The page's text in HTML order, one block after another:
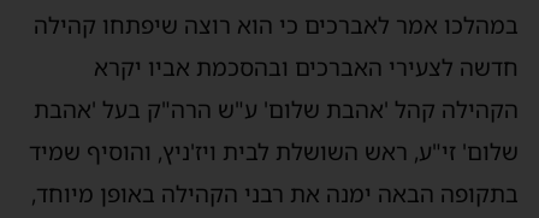
במהלכו אמר לאברכים כי הוא רוצה שיפתחו קהילה
חדשה לצעירי האברכים ובהסכמת אביו יקרא
הקהילה קהל 'אהבת שלום' ע"ש הרה"ק בעל 'אהבת
שלום' זי"ע, ראש השושלת לבית ויז'ניץ, והוסיף שמיד
בתקופה הבאה ימנה את רבני הקהילה באופן מיוחד,